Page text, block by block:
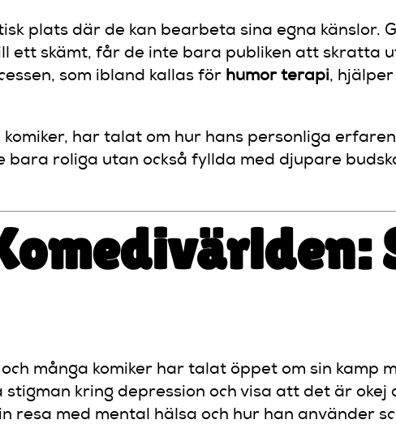
plats där de kan bearbeta sina egna känslor.
ett skämt, får de inte bara publiken att skratta
som ibland kallas för humor terapi,
komiker, har talat om hur hans personliga
bara roliga utan också fyllda med djupare
många komiker har talat öppet om sin kamp
kring depression och visa att det är okej
resa med mental hälsa och hur han använder